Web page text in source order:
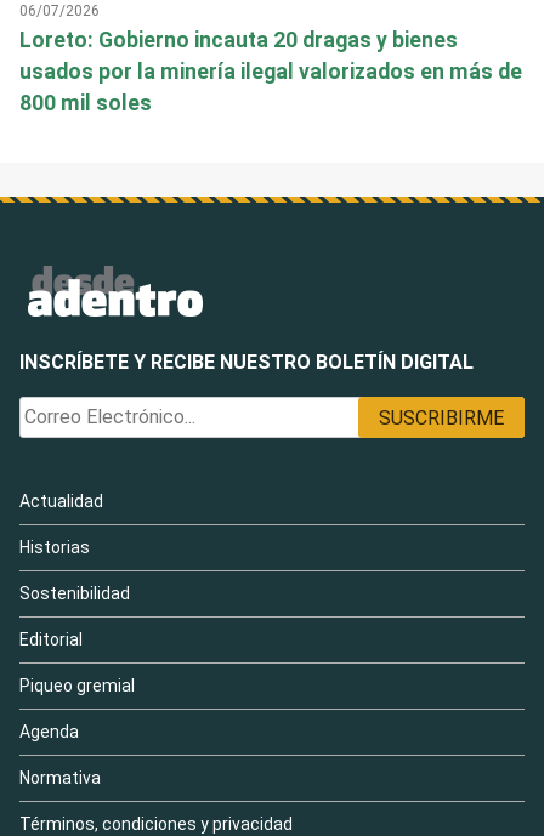
06/07/2026
Loreto: Gobierno incauta 20 dragas y bienes
usados por la minería ilegal valorizados en más de
800 mil soles
INSCRÍBETE Y RECIBE NUESTRO BOLETÍN DIGITAL
Actualidad
Historias
Sostenibilidad
Editorial
Piqueo gremial
Agenda
Normativa
Términos, condiciones y privacidad